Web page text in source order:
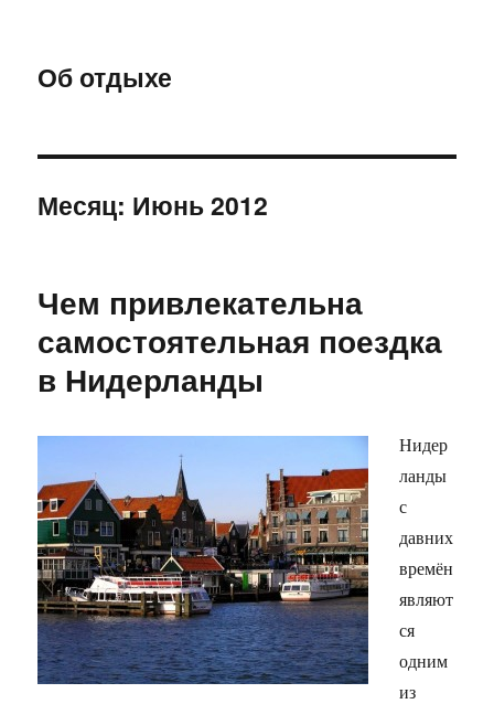
Об отдыхе
Месяц: Июнь 2012
Чем привлекательна
самостоятельная поездка
в Нидерланды
Нидер
ланды
с
давних
времён
являют
ся
одним
из